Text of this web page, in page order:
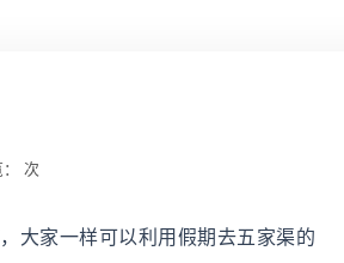
次
家一样可以利用假期去五家渠的